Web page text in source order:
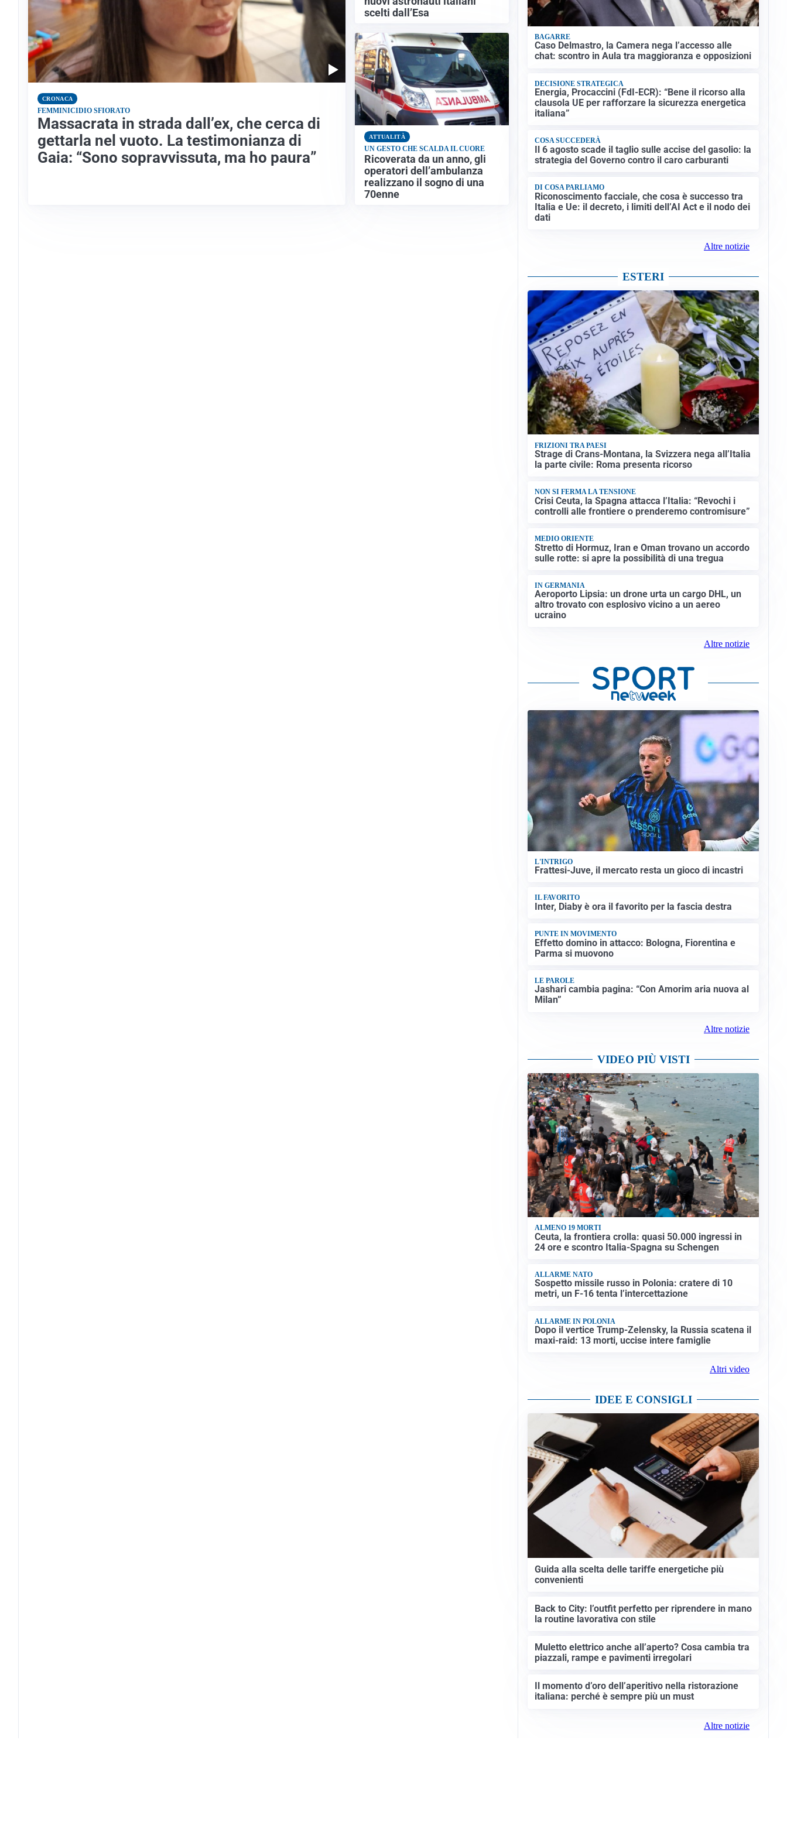
CRONACA
FEMMINICIDIO SFIORATO
Massacrata in strada dall’ex, che cerca di
gettarla nel vuoto. La testimonianza di
Gaia: “Sono sopravvissuta, ma ho paura”
scelti dall’Esa
ATTUALITÀ
UN GESTO CHE SCALDA IL CUORE
Ricoverata da un anno, gli
operatori dell’ambulanza
realizzano il sogno di una
70enne
BAGARRE
Caso Delmastro, la Camera nega l’accesso alle
chat: scontro in Aula tra maggioranza e opposizioni
DECISIONE STRATEGICA
Energia, Procaccini (FdI-ECR): “Bene il ricorso alla
clausola UE per rafforzare la sicurezza energetica
italiana”
COSA SUCCEDERÀ
Il 6 agosto scade il taglio sulle accise del gasolio: la
strategia del Governo contro il caro carburanti
DI COSA PARLIAMO
Riconoscimento facciale, che cosa è successo tra
Italia e Ue: il decreto, i limiti dell’AI Act e il nodo dei
dati
Altre notizie
ESTERI
FRIZIONI TRA PAESI
Strage di Crans-Montana, la Svizzera nega all’Italia
la parte civile: Roma presenta ricorso
NON SI FERMA LA TENSIONE
Crisi Ceuta, la Spagna attacca l’Italia: “Revochi i
controlli alle frontiere o prenderemo contromisure”
MEDIO ORIENTE
Stretto di Hormuz, Iran e Oman trovano un accordo
sulle rotte: si apre la possibilità di una tregua
IN GERMANIA
Aeroporto Lipsia: un drone urta un cargo DHL, un
altro trovato con esplosivo vicino a un aereo
ucraino
Altre notizie
L'INTRIGO
Frattesi-Juve, il mercato resta un gioco di incastri
IL FAVORITO
Inter, Diaby è ora il favorito per la fascia destra
PUNTE IN MOVIMENTO
Effetto domino in attacco: Bologna, Fiorentina e
Parma si muovono
LE PAROLE
Jashari cambia pagina: “Con Amorim aria nuova al
Milan”
Altre notizie
VIDEO PIÙ VISTI
ALMENO 19 MORTI
Ceuta, la frontiera crolla: quasi 50.000 ingressi in
24 ore e scontro Italia-Spagna su Schengen
ALLARME NATO
Sospetto missile russo in Polonia: cratere di 10
metri, un F-16 tenta l’intercettazione
ALLARME IN POLONIA
Dopo il vertice Trump-Zelensky, la Russia scatena il
maxi-raid: 13 morti, uccise intere famiglie
Altri video
IDEE E CONSIGLI
Guida alla scelta delle tariffe energetiche più
convenienti
Back to City: l’outfit perfetto per riprendere in mano
la routine lavorativa con stile
Muletto elettrico anche all’aperto? Cosa cambia tra
piazzali, rampe e pavimenti irregolari
Il momento d’oro dell’aperitivo nella ristorazione
italiana: perché è sempre più un must
Altre notizie